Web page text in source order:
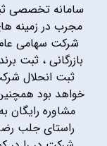
سامانه تخصصی
مجرب در زمینه
شرکت سهامی
بازرگانی ، ثبت
ثبت انحلال
خواهد بود
مشاوره رایگان
راستای جلب